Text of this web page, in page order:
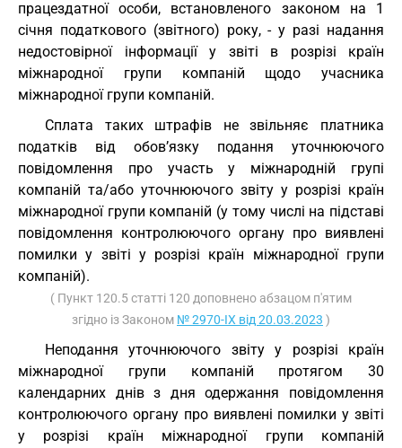
працездатної особи, встановленого законом на 1
січня податкового (звітного) року, - у разі надання
недостовірної інформації у звіті в розрізі країн
міжнародної групи компаній щодо учасника
міжнародної групи компаній.
Сплата таких штрафів не звільняє платника
податків від обов’язку подання уточнюючого
повідомлення про участь у міжнародній групі
компаній та/або уточнюючого звіту у розрізі країн
міжнародної групи компаній (у тому числі на підставі
повідомлення контролюючого органу про виявлені
помилки у звіті у розрізі країн міжнародної групи
компаній).
( Пункт 120.5 статті 120 доповнено абзацом п'ятим
згідно із Законом № 2970-IX від 20.03.2023 )
Неподання уточнюючого звіту у розрізі країн
міжнародної групи компаній протягом 30
календарних днів з дня одержання повідомлення
контролюючого органу про виявлені помилки у звіті
у розрізі країн міжнародної групи компаній